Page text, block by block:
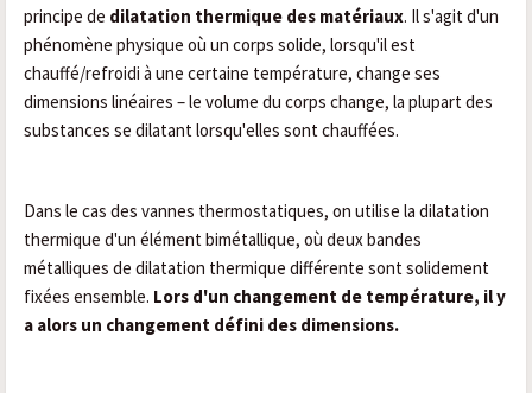
principe de dilatation thermique des matériaux. Il s'agit d'un
phénomène physique où un corps solide, lorsqu'il est
chauffé/refroidi à une certaine température, change ses
dimensions linéaires – le volume du corps change, la plupart des
substances se dilatant lorsqu'elles sont chauffées.
Dans le cas des vannes thermostatiques, on utilise la dilatation
thermique d'un élément bimétallique, où deux bandes
métalliques de dilatation thermique différente sont solidement
fixées ensemble. Lors d'un changement de température, il y
a alors un changement défini des dimensions.